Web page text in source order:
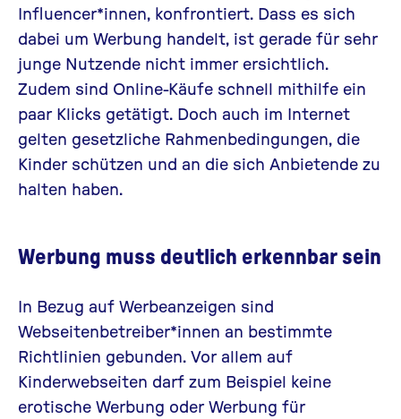
Influencer*innen, konfrontiert. Dass es sich
dabei um Werbung handelt, ist gerade für sehr
junge Nutzende nicht immer ersichtlich.
Zudem sind Online-Käufe schnell mithilfe ein
paar Klicks getätigt. Doch auch im Internet
gelten gesetzliche Rahmenbedingungen, die
Kinder schützen und an die sich Anbietende zu
halten haben.
Werbung muss deutlich erkennbar sein
In Bezug auf Werbeanzeigen sind
Webseitenbetreiber*innen an bestimmte
Richtlinien gebunden. Vor allem auf
Kinderwebseiten darf zum Beispiel keine
erotische Werbung oder Werbung für